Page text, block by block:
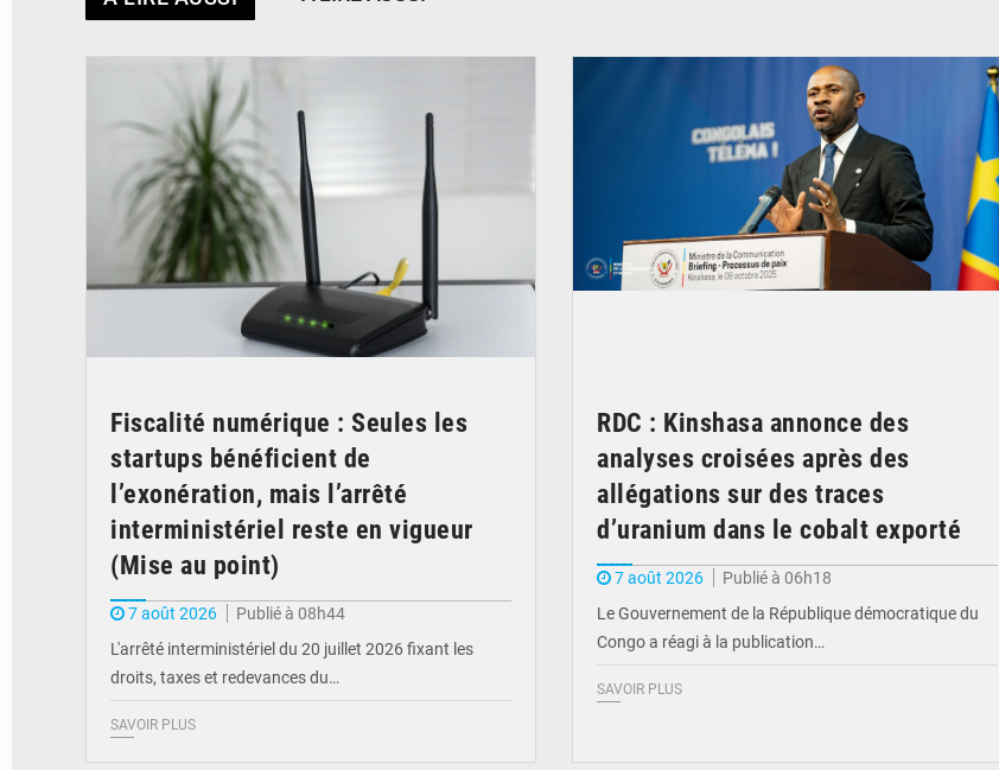
Fiscalité numérique : Seules les
startups bénéficient de
l’exonération, mais l’arrêté
interministériel reste en vigueur
(Mise au point)
7 août 2026
Publié à 08h44
L'arrêté interministériel du 20 juillet 2026 fixant les
droits, taxes et redevances du…
SAVOIR PLUS
RDC : Kinshasa annonce des
analyses croisées après des
allégations sur des traces
d’uranium dans le cobalt exporté
7 août 2026
Publié à 06h18
Le Gouvernement de la République démocratique du
Congo a réagi à la publication…
SAVOIR PLUS